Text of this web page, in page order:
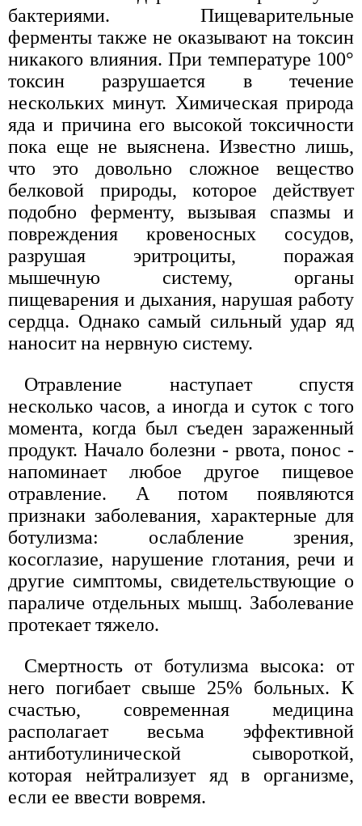
бактериями. Пищеварительные
ферменты также не оказывают на токсин
никакого влияния. При температуре 100°
токсин разрушается в течение
нескольких минут. Химическая природа
яда и причина его высокой токсичности
пока еще не выяснена. Известно лишь,
что это довольно сложное вещество
белковой природы, которое действует
подобно ферменту, вызывая спазмы и
повреждения кровеносных сосудов,
разрушая эритроциты, поражая
мышечную систему, органы
пищеварения и дыхания, нарушая работу
сердца. Однако самый сильный удар яд
наносит на нервную систему.
Отравление наступает спустя
несколько часов, а иногда и суток с того
момента, когда был съеден зараженный
продукт. Начало болезни - рвота, понос -
напоминает любое другое пищевое
отравление. А потом появляются
признаки заболевания, характерные для
ботулизма: ослабление зрения,
косоглазие, нарушение глотания, речи и
другие симптомы, свидетельствующие о
параличе отдельных мышц. Заболевание
протекает тяжело.
Смертность от ботулизма высока: от
него погибает свыше 25% больных. К
счастью, современная медицина
располагает весьма эффективной
антиботулинической сывороткой,
которая нейтрализует яд в организме,
если ее ввести вовремя.